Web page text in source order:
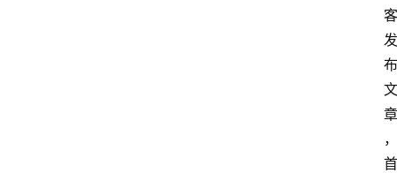
客
发
布
文
章
，
首